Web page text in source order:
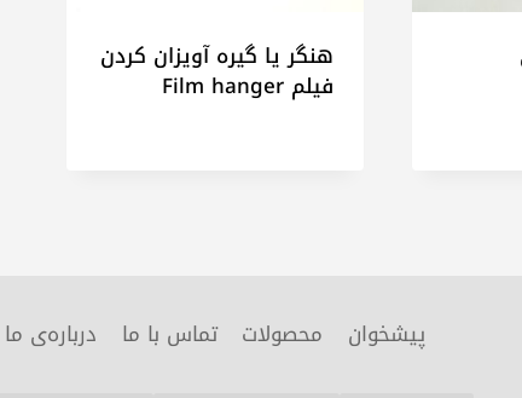
هنگر یا گیره آویزان کردن
فیلم Film hanger
پیشخوان محصولات تماس با ما درباره‌ی ما